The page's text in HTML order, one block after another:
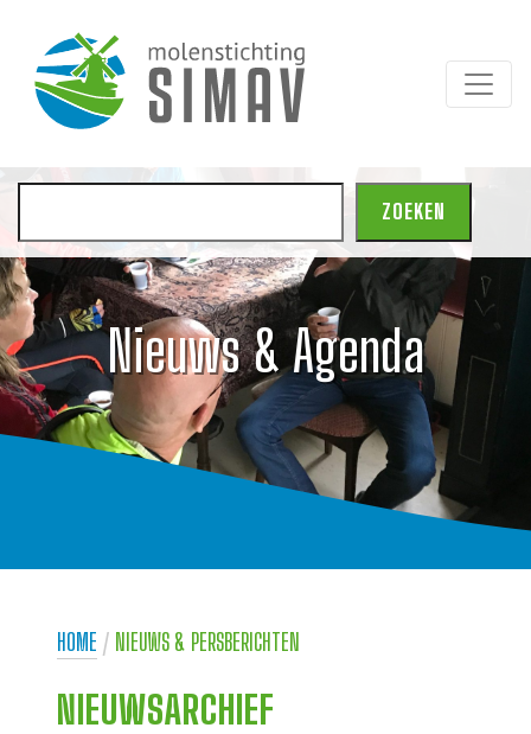
ZOEKEN
Nieuws & Agenda
HOME / NIEUWS & PERSBERICHTEN
NIEUWSARCHIEF